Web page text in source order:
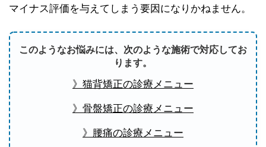
マイナス評価を与えてしまう要因になりかねません。
このようなお悩みには、次のような施術で対応してお
ります。
》猫背矯正の診療メニュー
》骨盤矯正の診療メニュー
》腰痛の診療メニュー